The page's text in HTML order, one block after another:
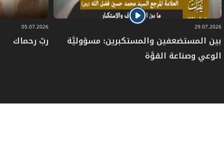
29.07.2026
بين المستضعفين والمستكبرين: مسؤوليَّة
الوعي وصناعة القوَّة
05.07.2026
ربّ رحماك